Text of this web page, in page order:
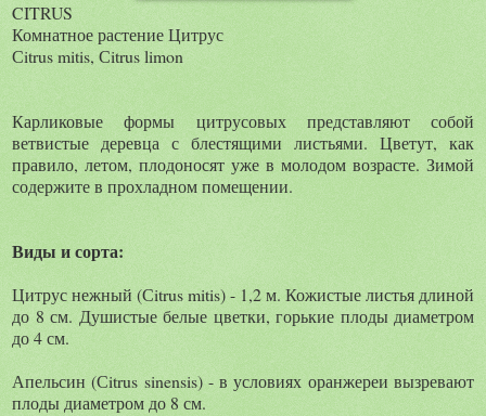
CITRUS
Комнатное растение Цитрус
Сitrus mitis, Сitrus limon
Карликовые формы цитрусовых представляют собой
ветвистые деревца с блестящими листьями. Цветут, как
правило, летом, плодоносят уже в молодом возрасте. Зимой
содержите в прохладном помещении.
Виды и сорта:
Цитрус нежный (Сitrus mitis) - 1,2 м. Кожистые листья длиной
до 8 см. Душистые белые цветки, горькие плоды диаметром
до 4 см.
Апельсин (Сitrus sinensis) - в условиях оранжереи вызревают
плоды диаметром до 8 см.